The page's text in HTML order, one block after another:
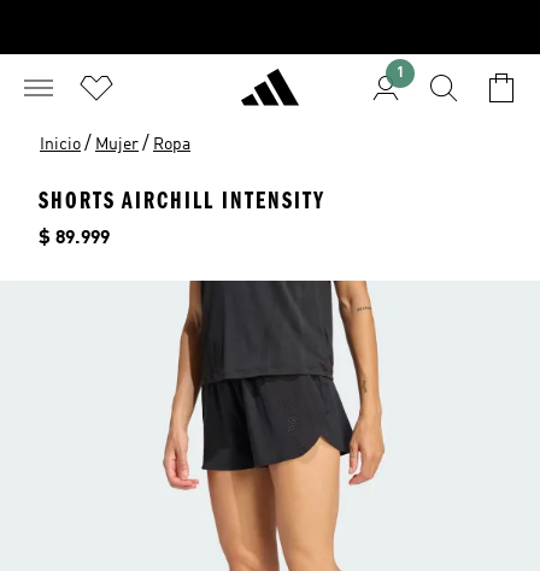
1
Inicio / Mujer / Ropa
SHORTS AIRCHILL INTENSITY
Precio
$ 89.999